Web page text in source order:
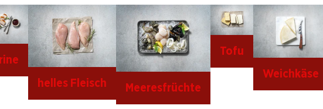
helles Fleisch
Meeresfrüchte
Tofu
Weichkäse